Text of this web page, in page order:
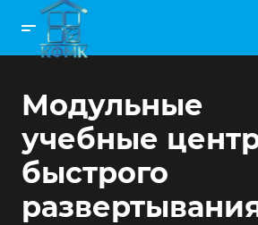
Модульные
учебные
быстрого